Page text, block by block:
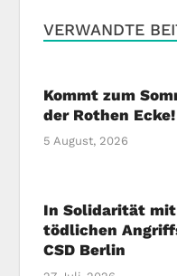
VERWANDTE
Kommt zum
der Rothen Ecke!
5 August, 2026
In Solidarität
tödlichen
CSD Berlin